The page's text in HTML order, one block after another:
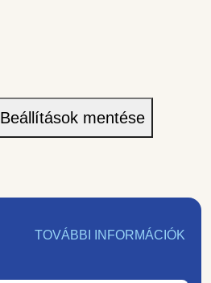
Beállítások mentése
TOVÁBBI INFORMÁCIÓK